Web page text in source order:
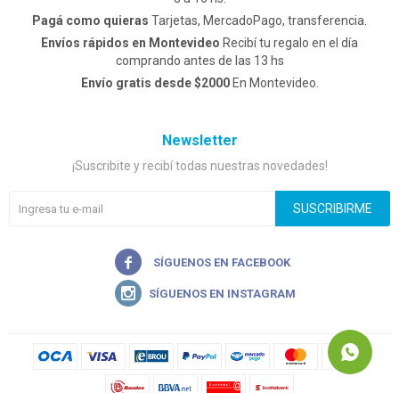
Pagá como quieras Tarjetas, MercadoPago, transferencia.
Envíos rápidos en Montevideo Recibí tu regalo en el día
comprando antes de las 13 hs
Envío gratis desde $2000En Montevideo.
Newsletter
¡Suscribite y recibí todas nuestras novedades!
SUSCRIBIRME

